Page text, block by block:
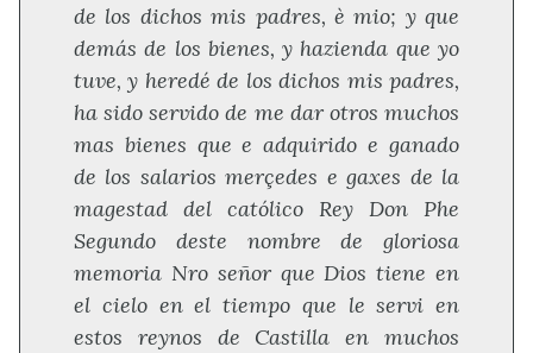
de los dichos mis padres, è mio; y que
demás de los bienes, y hazienda que yo
tuve, y heredé de los dichos mis padres,
ha sido servido de me dar otros muchos
mas bienes que e adquirido e ganado
de los salarios merçedes e gaxes de la
magestad del católico Rey Don Phe
Segundo deste nombre de gloriosa
memoria Nro señor que Dios tiene en
el cielo en el tiempo que le servi en
estos reynos de Castilla en muchos